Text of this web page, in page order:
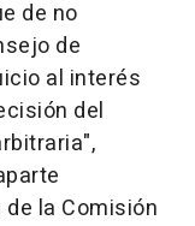
de no
de
al interés
del
la Comisión